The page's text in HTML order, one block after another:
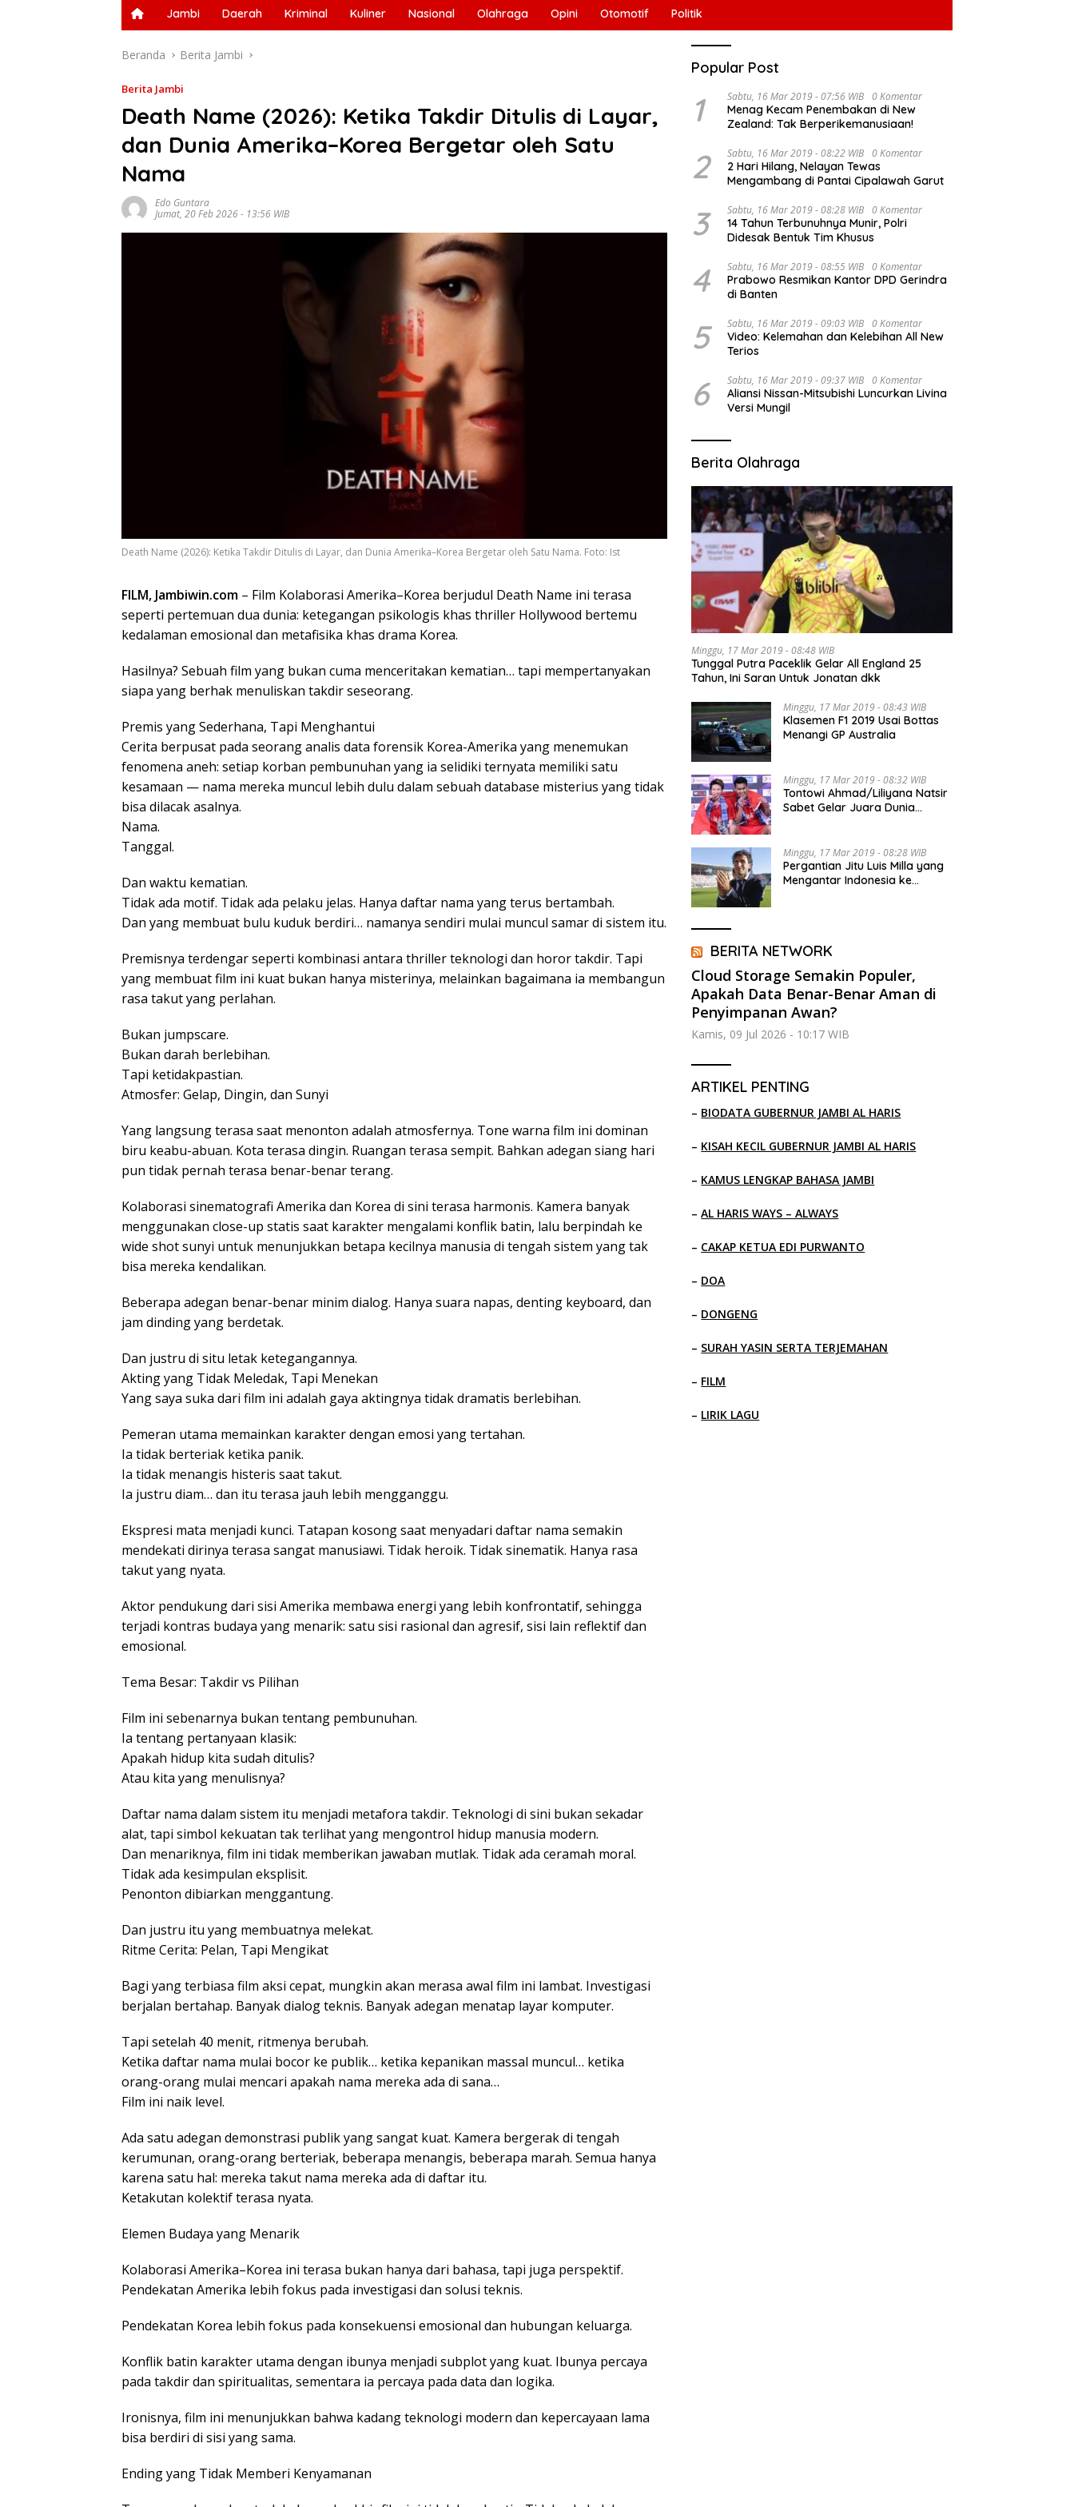
Jambi Daerah Kriminal Kuliner Nasional Olahraga Opini Otomotif Politik
Beranda Berita Jambi
Berita Jambi
Death Name (2026): Ketika Takdir Ditulis di Layar,
dan Dunia Amerika–Korea Bergetar oleh Satu
Nama
Edo Guntara
Jumat, 20 Feb 2026 - 13:56 WIB
Death Name (2026): Ketika Takdir Ditulis di Layar, dan Dunia Amerika–Korea Bergetar oleh Satu Nama. Foto: Ist
FILM, Jambiwin.com – Film Kolaborasi Amerika–Korea berjudul Death Name ini terasa
seperti pertemuan dua dunia: ketegangan psikologis khas thriller Hollywood bertemu
kedalaman emosional dan metafisika khas drama Korea.
Hasilnya? Sebuah film yang bukan cuma menceritakan kematian… tapi mempertanyakan
siapa yang berhak menuliskan takdir seseorang.
Premis yang Sederhana, Tapi Menghantui
Cerita berpusat pada seorang analis data forensik Korea-Amerika yang menemukan
fenomena aneh: setiap korban pembunuhan yang ia selidiki ternyata memiliki satu
kesamaan — nama mereka muncul lebih dulu dalam sebuah database misterius yang tidak
bisa dilacak asalnya.
Nama.
Tanggal.
Dan waktu kematian.
Tidak ada motif. Tidak ada pelaku jelas. Hanya daftar nama yang terus bertambah.
Dan yang membuat bulu kuduk berdiri… namanya sendiri mulai muncul samar di sistem itu.
Premisnya terdengar seperti kombinasi antara thriller teknologi dan horor takdir. Tapi
yang membuat film ini kuat bukan hanya misterinya, melainkan bagaimana ia membangun
rasa takut yang perlahan.
Bukan jumpscare.
Bukan darah berlebihan.
Tapi ketidakpastian.
Atmosfer: Gelap, Dingin, dan Sunyi
Yang langsung terasa saat menonton adalah atmosfernya. Tone warna film ini dominan
biru keabu-abuan. Kota terasa dingin. Ruangan terasa sempit. Bahkan adegan siang hari
pun tidak pernah terasa benar-benar terang.
Kolaborasi sinematografi Amerika dan Korea di sini terasa harmonis. Kamera banyak
menggunakan close-up statis saat karakter mengalami konflik batin, lalu berpindah ke
wide shot sunyi untuk menunjukkan betapa kecilnya manusia di tengah sistem yang tak
bisa mereka kendalikan.
Beberapa adegan benar-benar minim dialog. Hanya suara napas, denting keyboard, dan
jam dinding yang berdetak.
Dan justru di situ letak ketegangannya.
Akting yang Tidak Meledak, Tapi Menekan
Yang saya suka dari film ini adalah gaya aktingnya tidak dramatis berlebihan.
Pemeran utama memainkan karakter dengan emosi yang tertahan.
Ia tidak berteriak ketika panik.
Ia tidak menangis histeris saat takut.
Ia justru diam… dan itu terasa jauh lebih mengganggu.
Ekspresi mata menjadi kunci. Tatapan kosong saat menyadari daftar nama semakin
mendekati dirinya terasa sangat manusiawi. Tidak heroik. Tidak sinematik. Hanya rasa
takut yang nyata.
Aktor pendukung dari sisi Amerika membawa energi yang lebih konfrontatif, sehingga
terjadi kontras budaya yang menarik: satu sisi rasional dan agresif, sisi lain reflektif dan
emosional.
Tema Besar: Takdir vs Pilihan
Film ini sebenarnya bukan tentang pembunuhan.
Ia tentang pertanyaan klasik:
Apakah hidup kita sudah ditulis?
Atau kita yang menulisnya?
Daftar nama dalam sistem itu menjadi metafora takdir. Teknologi di sini bukan sekadar
alat, tapi simbol kekuatan tak terlihat yang mengontrol hidup manusia modern.
Dan menariknya, film ini tidak memberikan jawaban mutlak. Tidak ada ceramah moral.
Tidak ada kesimpulan eksplisit.
Penonton dibiarkan menggantung.
Dan justru itu yang membuatnya melekat.
Ritme Cerita: Pelan, Tapi Mengikat
Bagi yang terbiasa film aksi cepat, mungkin akan merasa awal film ini lambat. Investigasi
berjalan bertahap. Banyak dialog teknis. Banyak adegan menatap layar komputer.
Tapi setelah 40 menit, ritmenya berubah.
Ketika daftar nama mulai bocor ke publik… ketika kepanikan massal muncul… ketika
orang-orang mulai mencari apakah nama mereka ada di sana…
Film ini naik level.
Ada satu adegan demonstrasi publik yang sangat kuat. Kamera bergerak di tengah
kerumunan, orang-orang berteriak, beberapa menangis, beberapa marah. Semua hanya
karena satu hal: mereka takut nama mereka ada di daftar itu.
Ketakutan kolektif terasa nyata.
Elemen Budaya yang Menarik
Kolaborasi Amerika–Korea ini terasa bukan hanya dari bahasa, tapi juga perspektif.
Pendekatan Amerika lebih fokus pada investigasi dan solusi teknis.
Pendekatan Korea lebih fokus pada konsekuensi emosional dan hubungan keluarga.
Konflik batin karakter utama dengan ibunya menjadi subplot yang kuat. Ibunya percaya
pada takdir dan spiritualitas, sementara ia percaya pada data dan logika.
Ironisnya, film ini menunjukkan bahwa kadang teknologi modern dan kepercayaan lama
bisa berdiri di sisi yang sama.
Ending yang Tidak Memberi Kenyamanan
Popular Post
1 Sabtu, 16 Mar 2019 - 07:56 WIB 0 Komentar
Menag Kecam Penembakan di New
Zealand: Tak Berperikemanusiaan!
2 Sabtu, 16 Mar 2019 - 08:22 WIB 0 Komentar
2 Hari Hilang, Nelayan Tewas
Mengambang di Pantai Cipalawah Garut
3 Sabtu, 16 Mar 2019 - 08:28 WIB 0 Komentar
14 Tahun Terbunuhnya Munir, Polri
Didesak Bentuk Tim Khusus
4 Sabtu, 16 Mar 2019 - 08:55 WIB 0 Komentar
Prabowo Resmikan Kantor DPD Gerindra
di Banten
5 Sabtu, 16 Mar 2019 - 09:03 WIB 0 Komentar
Video: Kelemahan dan Kelebihan All New
Terios
6 Sabtu, 16 Mar 2019 - 09:37 WIB 0 Komentar
Aliansi Nissan-Mitsubishi Luncurkan Livina
Versi Mungil
Berita Olahraga
Minggu, 17 Mar 2019 - 08:48 WIB
Tunggal Putra Paceklik Gelar All England 25
Tahun, Ini Saran Untuk Jonatan dkk
Minggu, 17 Mar 2019 - 08:43 WIB
Klasemen F1 2019 Usai Bottas
Menangi GP Australia
Minggu, 17 Mar 2019 - 08:32 WIB
Tontowi Ahmad/Liliyana Natsir
Sabet Gelar Juara Dunia
Minggu, 17 Mar 2019 - 08:28 WIB
Pergantian Jitu Luis Milla yang
Mengantar Indonesia ke
BERITA NETWORK
Cloud Storage Semakin Populer,
Apakah Data Benar-Benar Aman di
Penyimpanan Awan?
Kamis, 09 Jul 2026 - 10:17 WIB
ARTIKEL PENTING
– BIODATA GUBERNUR JAMBI AL HARIS
– KISAH KECIL GUBERNUR JAMBI AL HARIS
– KAMUS LENGKAP BAHASA JAMBI
–AL HARIS WAYS – ALWAYS
– CAKAP KETUA EDI PURWANTO
– DOA
– DONGENG
– SURAH YASIN SERTA TERJEMAHAN
– FILM
– LIRIK LAGU